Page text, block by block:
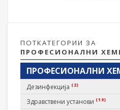
ПОТКАТЕГОРИИ ЗА
ПРОФЕСИОНАЛНИ
ПРОФЕСИОНАЛНИ
Дезинфекција (2)
Здравствени установи (19)